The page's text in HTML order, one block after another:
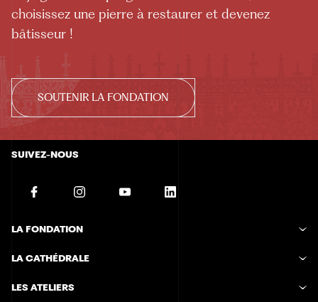
choisissez une pierre à restaurer et devenez
bâtisseur !
SOUTENIR LA FONDATION
LA FONDATION
Histoire de la Fondation
Fonctionnement de la Fondation
LA CATHÉDRALE
LES ATELIERS
SUIVEZ-NOUS